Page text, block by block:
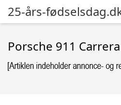
25-års-
Porsche 911